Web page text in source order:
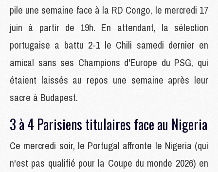
pile une semaine face à la RD Congo, le mercredi 17
juin à partir de 19h. En attendant, la sélection
portugaise a battu 2-1 le Chili samedi dernier en
amical sans ses Champions d'Europe du PSG, qui
étaient laissés au repos une semaine après leur
sacre à Budapest.
3 à 4 Parisiens titulaires face au Nigeria
Ce mercredi soir, le Portugal affronte le Nigeria (qui
n'est pas qualifié pour la Coupe du monde 2026) en